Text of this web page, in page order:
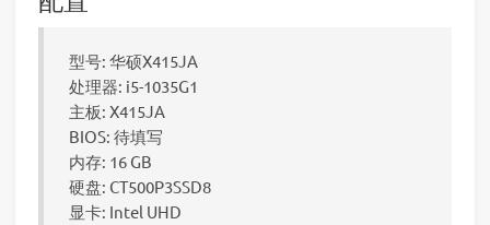
型号: 华硕X415JA
处理器: i5-1035G1
主板: X415JA
BIOS: 待填写
内存: 16 GB
硬盘: CT500P3SSD8
显卡: Intel UHD